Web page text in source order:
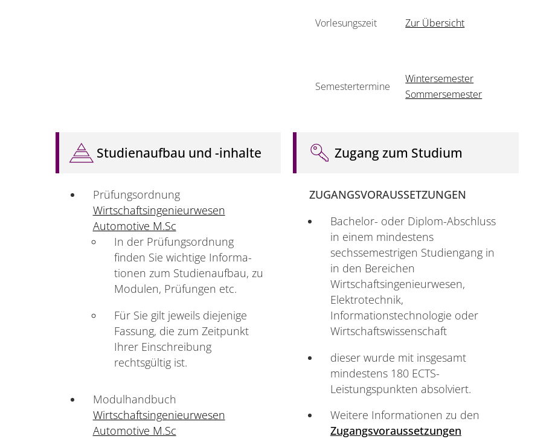
Vorlesungszeit Zur Übersicht
Semestertermine
Wintersemester
Sommersemester
Studienaufbau und -inhalte
Prüfungsordnung
Wirtschaftsingenieurwesen
Automotive M.Sc
In der Prüfungsordnung
finden Sie wichtige Informa­
tionen zum Studienaufbau, zu
Modulen, Prüfungen etc.
Für Sie gilt jeweils diejenige
Fassung, die zum Zeitpunkt
Ihrer Einschreibung
rechtsgültig ist.
Modulhandbuch
Wirtschaftsingenieurwesen
Automotive M.Sc
Zugang zum Studium
ZUGANGSVORAUSSETZUNGEN
Bachelor- oder Diplom-Abschluss
in einem mindestens
sechssemestrigen Studiengang in
in den Bereichen
Wirtschaftsingenieurwesen,
Elektrotechnik,
Informationstechnologie oder
Wirtschaftswissenschaft
dieser wurde mit insgesamt
mindestens 180 ECTS-
Leistungspunkten absolviert.
Weitere Informationen zu den
Zugangsvoraussetzungen